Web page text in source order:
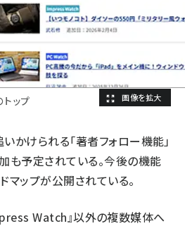
ップ
かけられる「著者フォロー機能」
も予定されている。今後の機能
マップが公開されている。
Watch』以外の複数媒体へ